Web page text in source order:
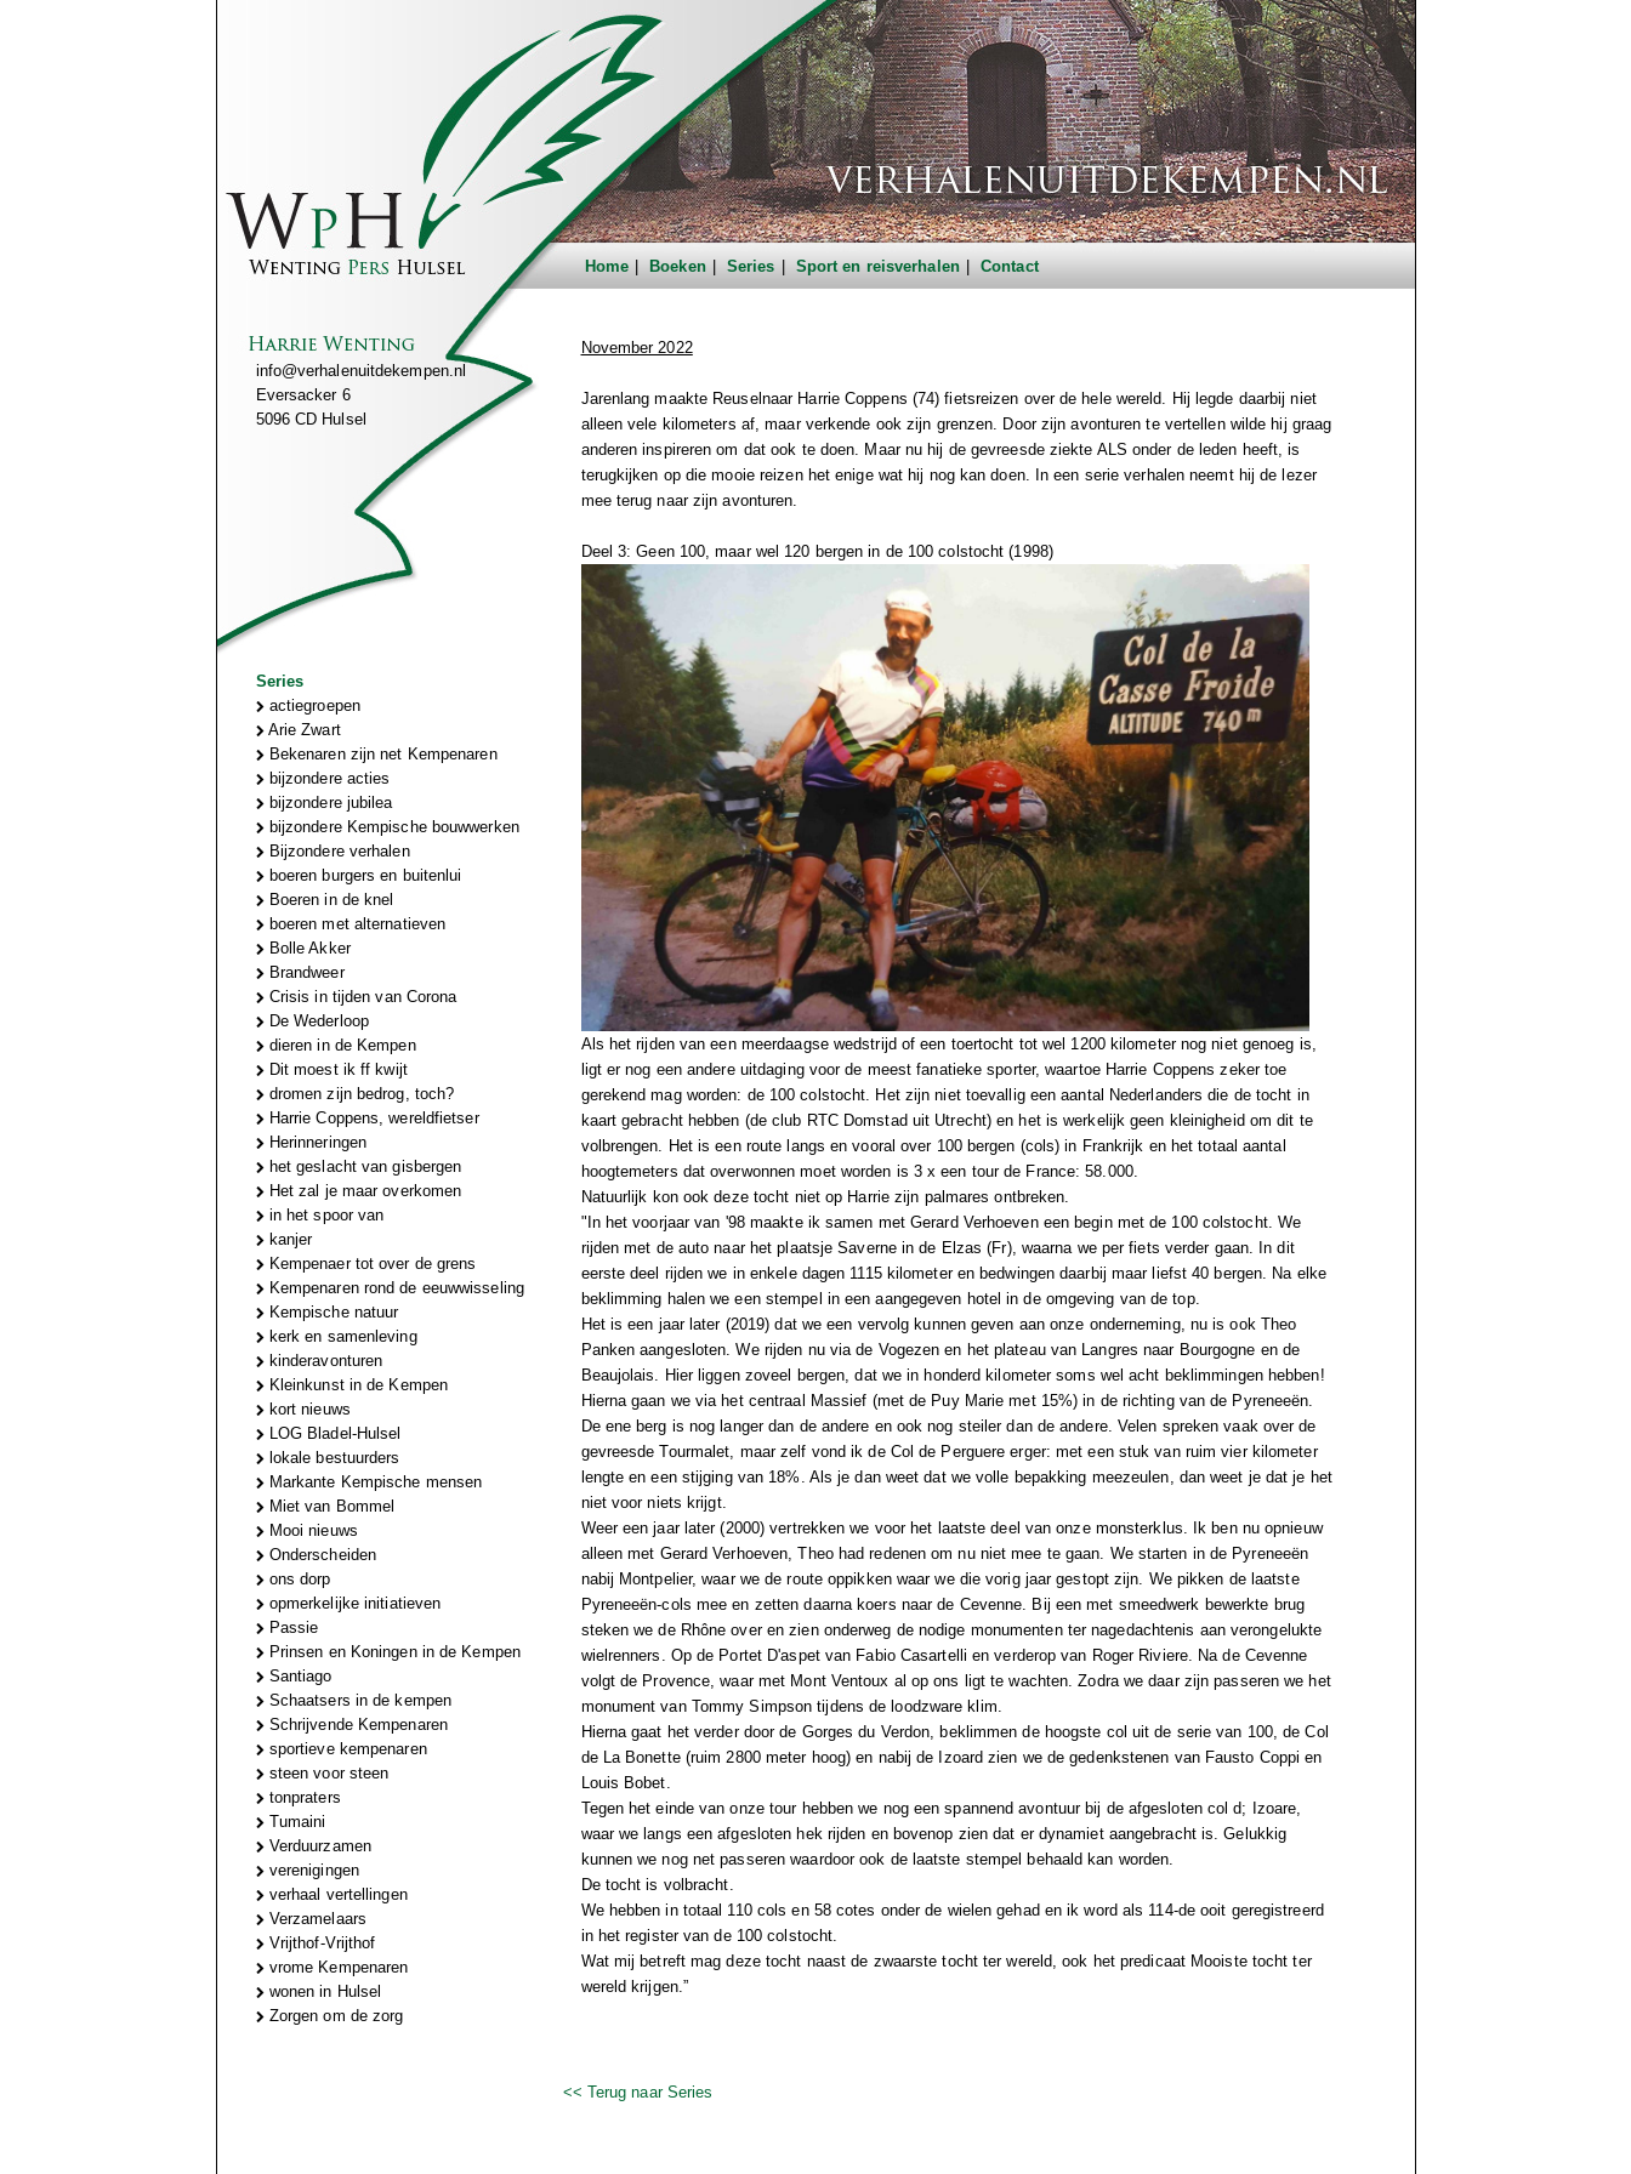
Home Boeken Series Sport en reisverhalen Contact
info@verhalenuitdekempen.nl
Eversacker 6
5096 CD Hulsel
Series
actiegroepen
Arie Zwart
Bekenaren zijn net Kempenaren
bijzondere acties
bijzondere jubilea
bijzondere Kempische bouwwerken
Bijzondere verhalen
boeren burgers en buitenlui
Boeren in de knel
boeren met alternatieven
Bolle Akker
Brandweer
Crisis in tijden van Corona
De Wederloop
dieren in de Kempen
Dit moest ik ff kwijt
dromen zijn bedrog, toch?
Harrie Coppens, wereldfietser
Herinneringen
het geslacht van gisbergen
Het zal je maar overkomen
in het spoor van
kanjer
Kempenaer tot over de grens
Kempenaren rond de eeuwwisseling
Kempische natuur
kerk en samenleving
kinderavonturen
Kleinkunst in de Kempen
kort nieuws
LOG Bladel-Hulsel
lokale bestuurders
Markante Kempische mensen
Miet van Bommel
Mooi nieuws
Onderscheiden
ons dorp
opmerkelijke initiatieven
Passie
Prinsen en Koningen in de Kempen
Santiago
Schaatsers in de kempen
Schrijvende Kempenaren
sportieve kempenaren
steen voor steen
tonpraters
Tumaini
Verduurzamen
verenigingen
verhaal vertellingen
Verzamelaars
Vrijthof-Vrijthof
vrome Kempenaren
wonen in Hulsel
Zorgen om de zorg
November 2022
Jarenlang maakte Reuselnaar Harrie Coppens (74) fietsreizen over de hele wereld. Hij legde daarbij niet
alleen vele kilometers af, maar verkende ook zijn grenzen. Door zijn avonturen te vertellen wilde hij graag
anderen inspireren om dat ook te doen. Maar nu hij de gevreesde ziekte ALS onder de leden heeft, is
terugkijken op die mooie reizen het enige wat hij nog kan doen. In een serie verhalen neemt hij de lezer
mee terug naar zijn avonturen.
Deel 3: Geen 100, maar wel 120 bergen in de 100 colstocht (1998)
Als het rijden van een meerdaagse wedstrijd of een toertocht tot wel 1200 kilometer nog niet genoeg is,
ligt er nog een andere uitdaging voor de meest fanatieke sporter, waartoe Harrie Coppens zeker toe
gerekend mag worden: de 100 colstocht. Het zijn niet toevallig een aantal Nederlanders die de tocht in
kaart gebracht hebben (de club RTC Domstad uit Utrecht) en het is werkelijk geen kleinigheid om dit te
volbrengen. Het is een route langs en vooral over 100 bergen (cols) in Frankrijk en het totaal aantal
hoogtemeters dat overwonnen moet worden is 3 x een tour de France: 58.000.
Natuurlijk kon ook deze tocht niet op Harrie zijn palmares ontbreken.
"In het voorjaar van '98 maakte ik samen met Gerard Verhoeven een begin met de 100 colstocht. We
rijden met de auto naar het plaatsje Saverne in de Elzas (Fr), waarna we per fiets verder gaan. In dit
eerste deel rijden we in enkele dagen 1115 kilometer en bedwingen daarbij maar liefst 40 bergen. Na elke
beklimming halen we een stempel in een aangegeven hotel in de omgeving van de top.
Het is een jaar later (2019) dat we een vervolg kunnen geven aan onze onderneming, nu is ook Theo
Panken aangesloten. We rijden nu via de Vogezen en het plateau van Langres naar Bourgogne en de
Beaujolais. Hier liggen zoveel bergen, dat we in honderd kilometer soms wel acht beklimmingen hebben!
Hierna gaan we via het centraal Massief (met de Puy Marie met 15%) in de richting van de Pyreneeën.
De ene berg is nog langer dan de andere en ook nog steiler dan de andere. Velen spreken vaak over de
gevreesde Tourmalet, maar zelf vond ik de Col de Perguere erger: met een stuk van ruim vier kilometer
lengte en een stijging van 18%. Als je dan weet dat we volle bepakking meezeulen, dan weet je dat je het
niet voor niets krijgt.
Weer een jaar later (2000) vertrekken we voor het laatste deel van onze monsterklus. Ik ben nu opnieuw
alleen met Gerard Verhoeven, Theo had redenen om nu niet mee te gaan. We starten in de Pyreneeën
nabij Montpelier, waar we de route oppikken waar we die vorig jaar gestopt zijn. We pikken de laatste
Pyreneeën-cols mee en zetten daarna koers naar de Cevenne. Bij een met smeedwerk bewerkte brug
steken we de Rhône over en zien onderweg de nodige monumenten ter nagedachtenis aan verongelukte
wielrenners. Op de Portet D'aspet van Fabio Casartelli en verderop van Roger Riviere. Na de Cevenne
volgt de Provence, waar met Mont Ventoux al op ons ligt te wachten. Zodra we daar zijn passeren we het
monument van Tommy Simpson tijdens de loodzware klim.
Hierna gaat het verder door de Gorges du Verdon, beklimmen de hoogste col uit de serie van 100, de Col
de La Bonette (ruim 2800 meter hoog) en nabij de Izoard zien we de gedenkstenen van Fausto Coppi en
Louis Bobet.
Tegen het einde van onze tour hebben we nog een spannend avontuur bij de afgesloten col d; Izoare,
waar we langs een afgesloten hek rijden en bovenop zien dat er dynamiet aangebracht is. Gelukkig
kunnen we nog net passeren waardoor ook de laatste stempel behaald kan worden.
De tocht is volbracht.
We hebben in totaal 110 cols en 58 cotes onder de wielen gehad en ik word als 114-de ooit geregistreerd
in het register van de 100 colstocht.
Wat mij betreft mag deze tocht naast de zwaarste tocht ter wereld, ook het predicaat Mooiste tocht ter
wereld krijgen.”
<< Terug naar Series